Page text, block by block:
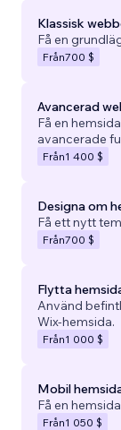
Klassisk
Få en
Från700 $
Avancerad
Få en
avancerade
Från1 400 $
Designa om
Få ett nytt
Från700 $
Flytta
Använd
Wix-hemsida.
Från1 000 $
Mobil
Få en
Från1 050 $